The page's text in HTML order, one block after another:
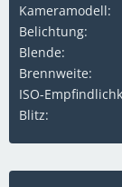
Kameramodell
Belichtung
Blende
Brennweite
ISO-
Blitz